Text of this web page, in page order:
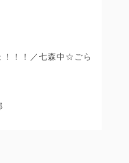
！！！／七森中☆ごら